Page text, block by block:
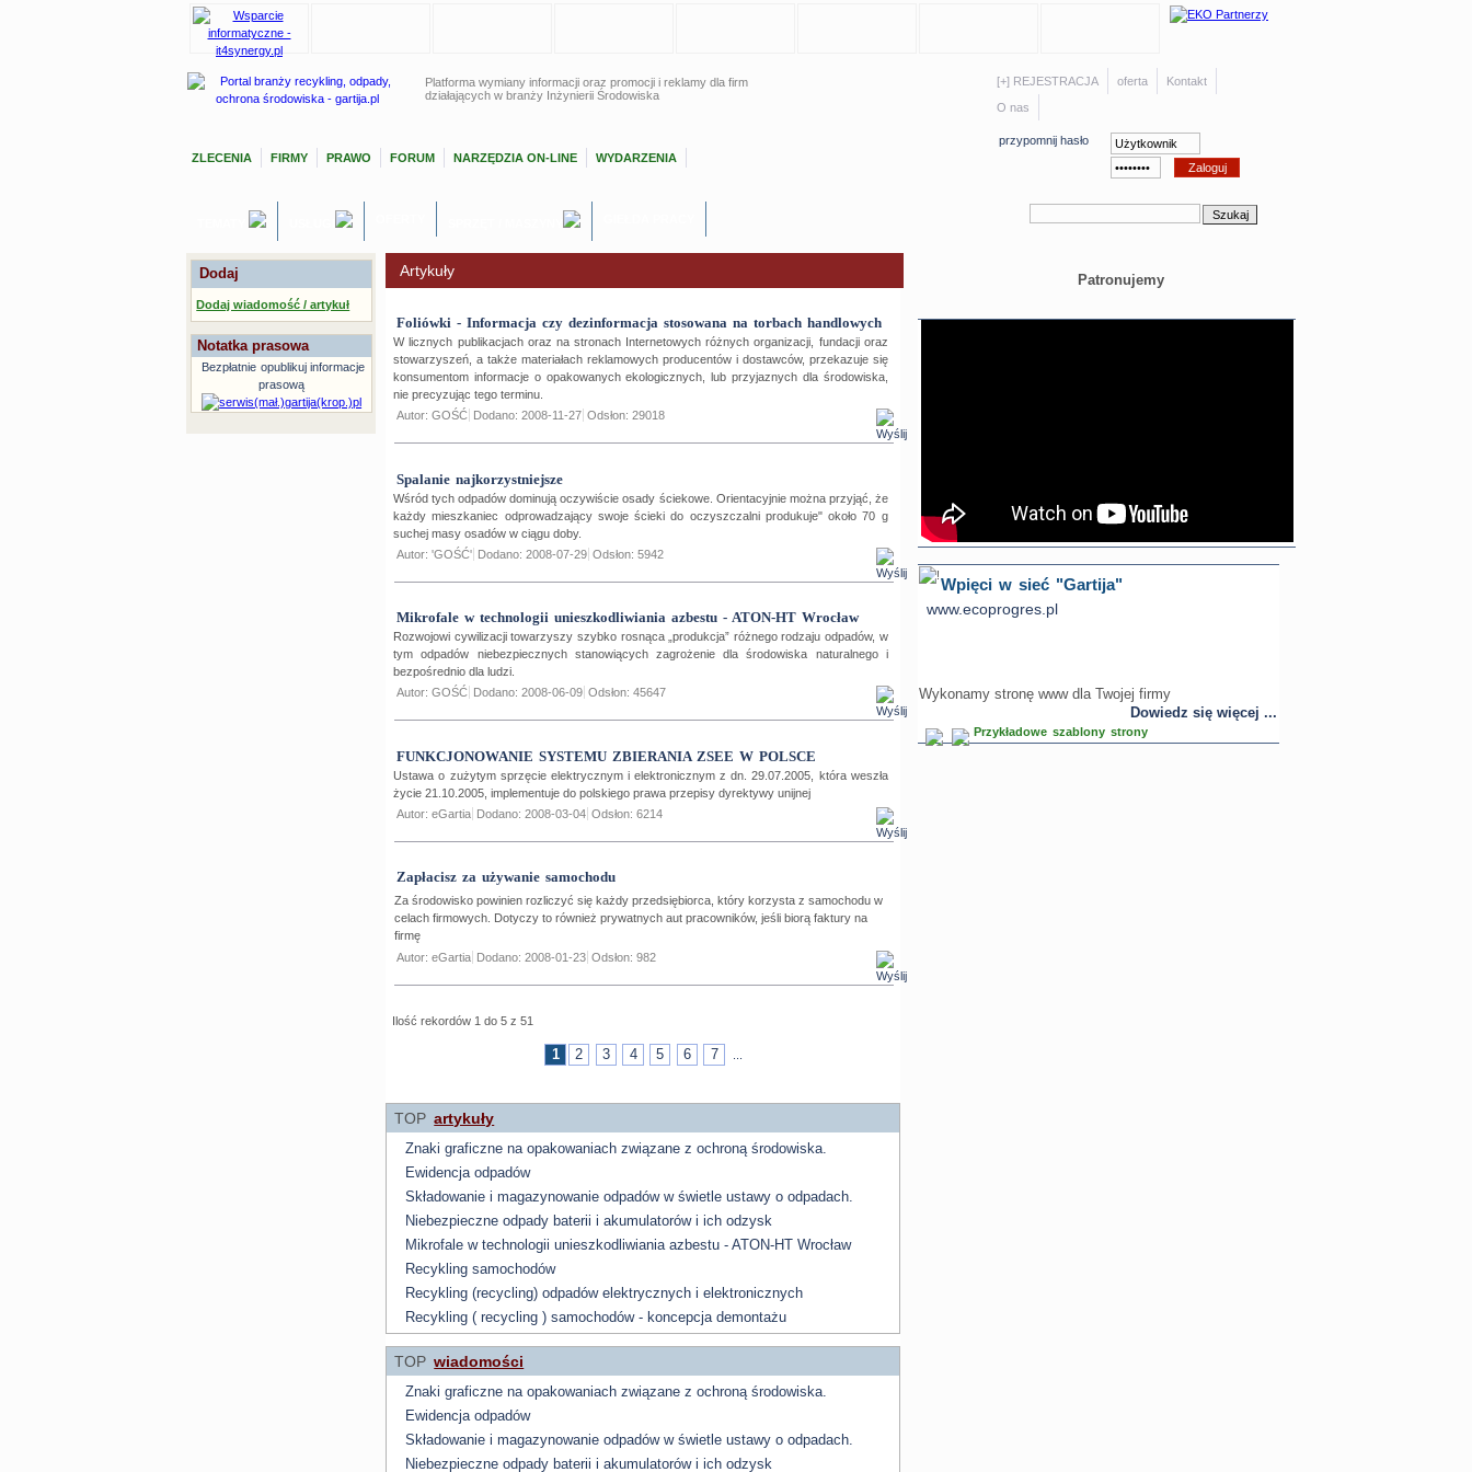
Platforma wymiany informacji oraz promocji i reklamy dla firm
działających w branży Inżynierii Środowiska
[+] REJESTRACJA oferta
Kontakt
O nas
przypomnij hasło
ZLECENIA
FIRMY PRAWO FORUM NARZĘDZIA ON-LINE WYDARZENIA
Dodaj
Dodaj wiadomość / artykuł
Notatka prasowa
Bezpłatnie opublikuj informacje
prasową
Artykuły
Foliówki - Informacja czy dezinformacja stosowana na torbach handlowych
W licznych publikacjach oraz na stronach Internetowych różnych organizacji, fundacji oraz
stowarzyszeń, a także materiałach reklamowych producentów i dostawców, przekazuje się
konsumentom informacje o opakowanych ekologicznych, lub przyjaznych dla środowiska,
nie precyzując tego terminu.
Autor: GOŚĆ Dodano: 2008-11-27 Odsłon: 29018
Spalanie najkorzystniejsze
Wśród tych odpadów dominują oczywiście osady ściekowe. Orientacyjnie można przyjąć, że
każdy mieszkaniec odprowadzający swoje ścieki do oczyszczalni produkuje" około 70 g
suchej masy osadów w ciągu doby.
Autor: 'GOŚĆ' Dodano: 2008-07-29 Odsłon: 5942
Mikrofale w technologii unieszkodliwiania azbestu - ATON-HT Wrocław
Rozwojowi cywilizacji towarzyszy szybko rosnąca „produkcja” różnego rodzaju odpadów, w
tym odpadów niebezpiecznych stanowiących zagrożenie dla środowiska naturalnego i
bezpośrednio dla ludzi.
Autor: GOŚĆ Dodano: 2008-06-09 Odsłon: 45647
FUNKCJONOWANIE SYSTEMU ZBIERANIA ZSEE W POLSCE
Ustawa o zużytym sprzęcie elektrycznym i elektronicznym z dn. 29.07.2005, która weszła
życie 21.10.2005, implementuje do polskiego prawa przepisy dyrektywy unijnej
Autor: eGartia Dodano: 2008-03-04 Odsłon: 6214
Zapłacisz za używanie samochodu
Za środowisko powinien rozliczyć się każdy przedsiębiorca, który korzysta z samochodu w
celach firmowych. Dotyczy to również prywatnych aut pracowników, jeśli biorą faktury na
firmę
Autor: eGartia Dodano: 2008-01-23 Odsłon: 982
Ilość rekordów 1 do 5 z 51
1 2 3 4 5 6 7 ...
TOP artykuły
Znaki graficzne na opakowaniach związane z ochroną środowiska.
Ewidencja odpadów
Składowanie i magazynowanie odpadów w świetle ustawy o odpadach.
Niebezpieczne odpady baterii i akumulatorów i ich odzysk
Mikrofale w technologii unieszkodliwiania azbestu - ATON-HT Wrocław
Recykling samochodów
Recykling (recycling) odpadów elektrycznych i elektronicznych
Recykling ( recycling ) samochodów - koncepcja demontażu
TOP wiadomości
Znaki graficzne na opakowaniach związane z ochroną środowiska.
Ewidencja odpadów
Składowanie i magazynowanie odpadów w świetle ustawy o odpadach.
Niebezpieczne odpady baterii i akumulatorów i ich odzysk
Patronujemy
Wpięci w sieć "Gartija"
www.ecoprogres.pl
Wykonamy stronę www dla Twojej firmy
Dowiedz się więcej ...
Przykładowe szablony strony